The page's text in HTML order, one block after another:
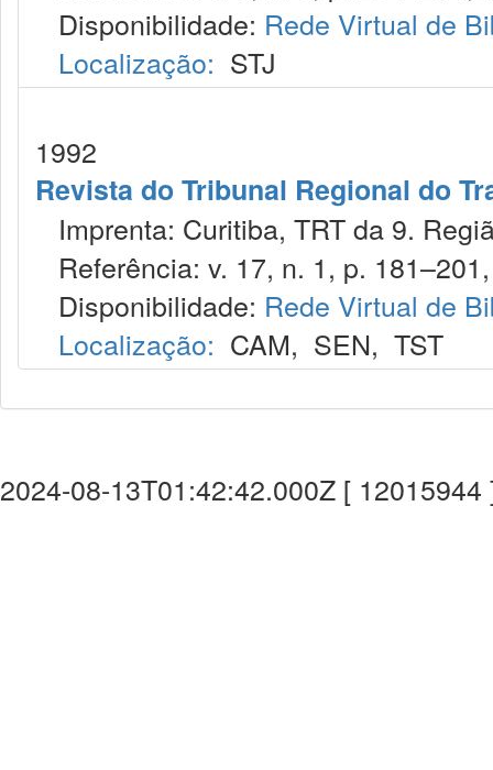
Disponibilidade: Rede Virtual de
Localização: STJ
1992
Revista do Tribunal Regional do
Imprenta: Curitiba, TRT da 9.
Referência: v. 17, n. 1, p.
Disponibilidade: Rede Virtual de
Localização: CAM, SEN, TST
2024-08-13T01:42:42.000Z [ 12015944